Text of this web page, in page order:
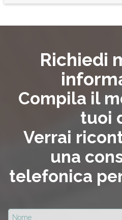
Richiedi
Compila il
tuoi
Verrai
una
telefonica